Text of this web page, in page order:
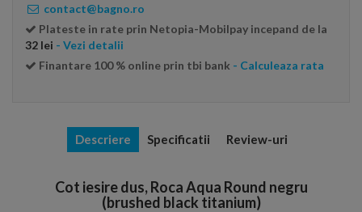
contact@bagno.ro
Plateste in rate prin Netopia-Mobilpay incepand de la
32 lei - Vezi detalii
Finantare 100 % online prin tbi bank - Calculeaza rata
Descriere Specificatii Review-uri
Cot iesire dus, Roca Aqua Round negru
(brushed black titanium)